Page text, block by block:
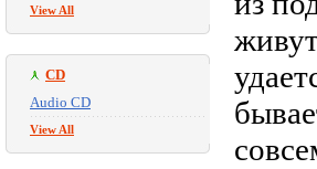
View All
CD
Audio CD
View All